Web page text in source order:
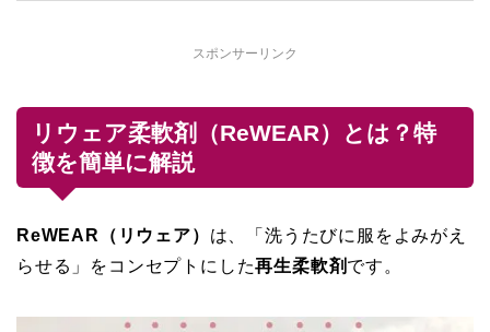
スポンサーリンク
リウェア柔軟剤（ReWEAR）とは？特
徴を簡単に解説
ReWEAR（リウェア） は、「洗うたびに服をよみがえ
らせる」をコンセプトにした再生柔軟剤 です。